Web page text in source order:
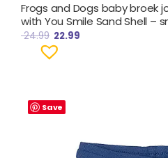
Frogs and Dogs baby broek
with You Smile Sand Shell –
24.99 22.99
Save
prijs
was: